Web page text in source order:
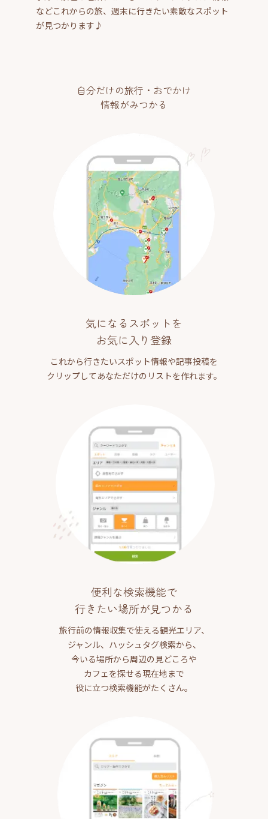
などこれからの旅、週末に行きたい素敵なスポット
が見つかります♪
自分だけの旅行・おでかけ
情報がみつかる
気になるスポットを
お気に入り登録
これから行きたいスポット情報や記事投稿を
クリップしてあなただけのリストを作れます。
便利な検索機能で
行きたい場所が見つかる
旅行前の情報収集で使える観光エリア、
ジャンル、ハッシュタグ検索から、
今いる場所から周辺の見どころや
カフェを探せる現在地まで
役に立つ検索機能がたくさん。